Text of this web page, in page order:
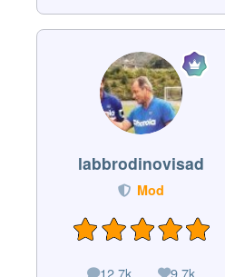
labbrodinovisad
Mod
12,7k 9,7k